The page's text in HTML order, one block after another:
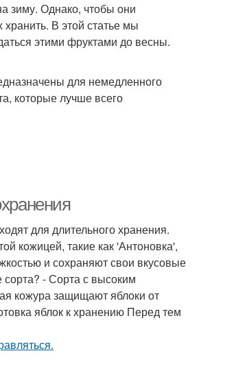
зиму. Однако, чтобы они
В этой статье мы
этими фруктами до весны.
для немедленного
которые лучше всего
для длительного хранения.
кожицей, такие как 'Антоновка',
и сохраняют свои вкусовые
- Сорта с высоким
кожура защищают яблоки от
яблок к хранению Перед тем